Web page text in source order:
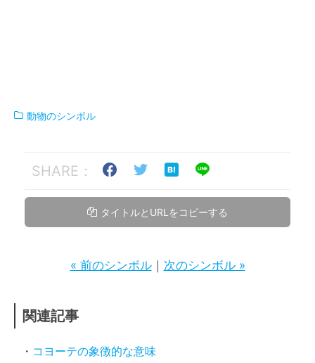
動物のシンボル
SHARE：
タイトルとURLをコピーする
« 前のシンボル｜ 次のシンボル »
関連記事
コヨーテの象徴的な意味